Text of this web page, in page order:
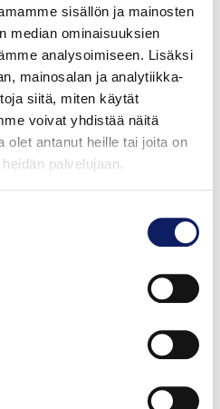
sisällön ja mainosten
median ominaisuuksien
analysoimiseen. Lisäksi
mainosalan ja analytiikka-
siitä, miten käytät
voivat yhdistää näitä
olet antanut heille tai joita on
palvelujaan.